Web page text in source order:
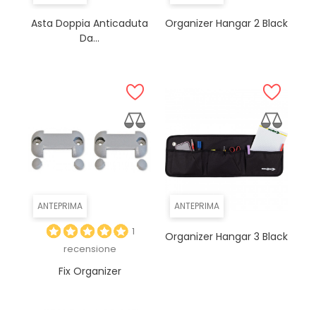
Asta Doppia Anticaduta
Da...
Organizer Hangar 2 Black
ANTEPRIMA
1
recensione
Fix Organizer
ANTEPRIMA
Organizer Hangar 3 Black